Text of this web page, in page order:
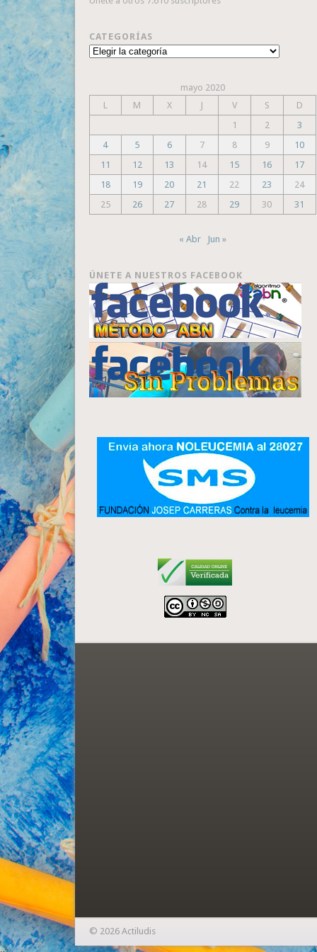
CATEGORÍAS
Categorías
mayo 2020
L
M X J V S
D
1
2
3
4
5 6 7 8 9
10
11
12 13 14 15 16
17
18
19 20 21 22 23
24
25
26 27 28 29 30 31
« Abr Jun »
ÚNETE A NUESTROS FACEBOOK
© 2026 Actiludis